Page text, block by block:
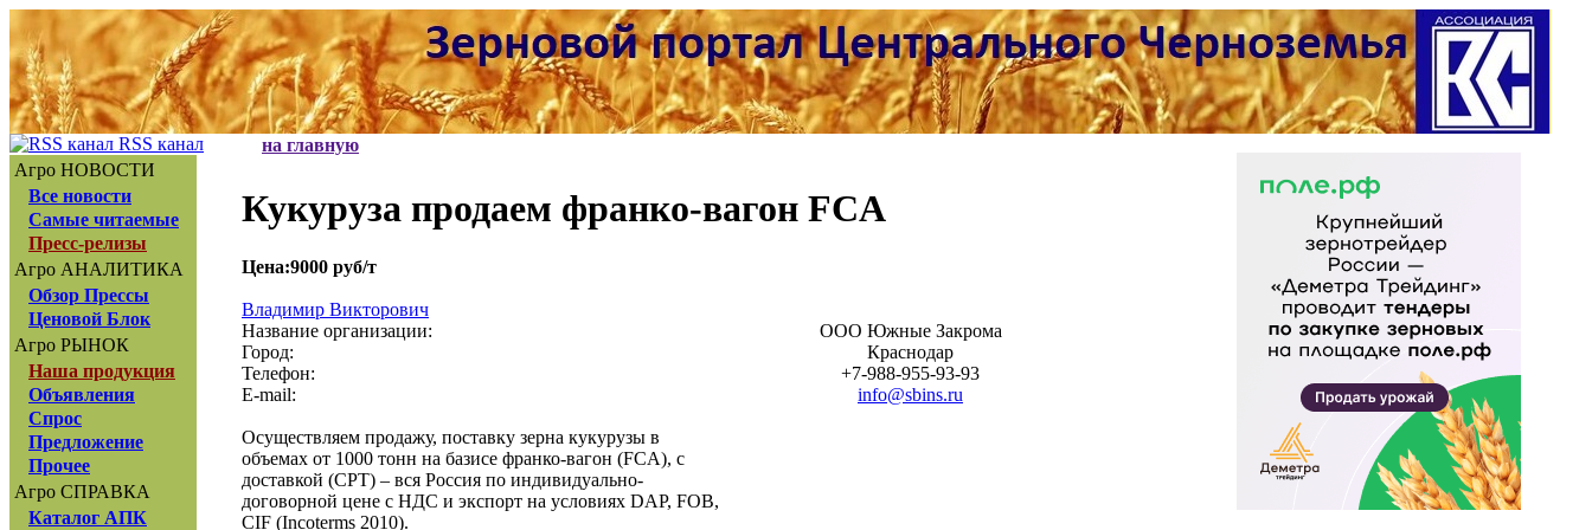
RSS канал
Агро НОВОСТИ
Все новости
Самые читаемые
Пресс-релизы
Агро АНАЛИТИКА
Обзор Прессы
Ценовой Блок
Агро РЫНОК
Наша продукция
Объявления
Спрос
Предложение
Прочее
Агро СПРАВКА
Каталог АПК
на главную
Кукуруза продаем франко-вагон FCA
Цена:9000 руб/т
Владимир Викторович
Название организации:
ООО Южные Закрома
Город:
Краснодар
Телефон:
+7-988-955-93-93
E-mail:
info@sbins.ru
Осуществляем продажу, поставку зерна кукурузы в
объемах от 1000 тонн на базисе франко-вагон (FCA), с
доставкой (CPT) – вся Россия по индивидуально-
договорной цене с НДС и экспорт на условиях DAP, FOB,
СIF (Incoterms 2010).